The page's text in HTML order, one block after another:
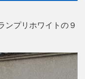
ンプリホワイトの９